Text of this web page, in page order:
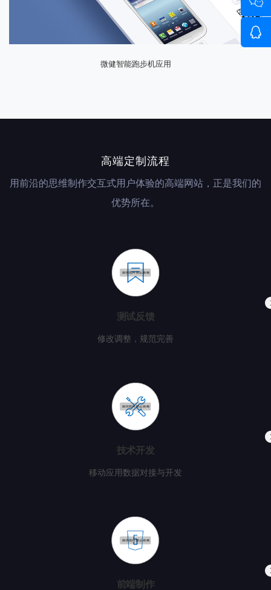
微健智能跑步机应用
高端定制流程
用前沿的思维制作交互式用户体验的高端网站，正是我们的
优势所在。
测试反馈
修改调整，规范完善
技术开发
移动应用数据对接与开发
前端制作